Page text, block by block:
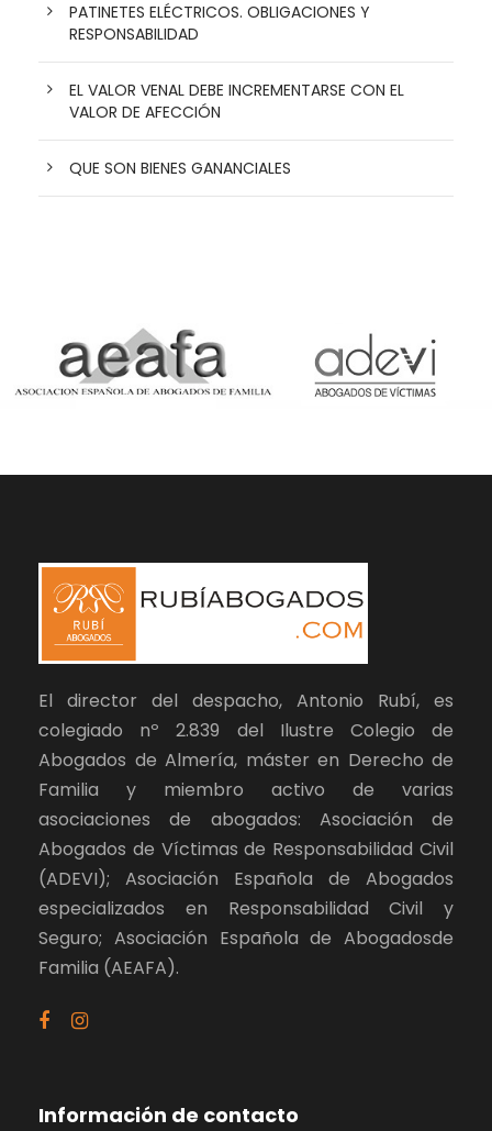
PATINETES ELÉCTRICOS. OBLIGACIONES Y
RESPONSABILIDAD
EL VALOR VENAL DEBE INCREMENTARSE CON EL
VALOR DE AFECCIÓN
QUE SON BIENES GANANCIALES
El director del despacho, Antonio Rubí, es
colegiado nº 2.839 del Ilustre Colegio de
Abogados de Almería, máster en Derecho de
Familia y miembro activo de varias
asociaciones de abogados: Asociación de
Abogados de Víctimas de Responsabilidad Civil
(ADEVI); Asociación Española de Abogados
especializados en Responsabilidad Civil y
Seguro; Asociación Española de Abogadosde
Familia (AEAFA).
Información de contacto